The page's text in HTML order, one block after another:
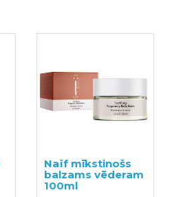
Naïf mīkstinošs
balzams vēderam
100ml